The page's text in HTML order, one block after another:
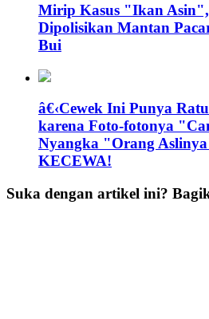
Mirip Kasus "Ikan
Dipolisikan Mantan
Bui
â€‹Cewek Ini Punya
karena Foto-fotonya
Nyangka "Orang
KECEWA!
Suka dengan artikel ini?